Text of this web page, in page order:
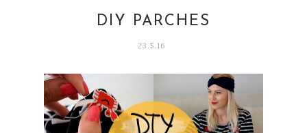
DIY PARCHES
23.5.16